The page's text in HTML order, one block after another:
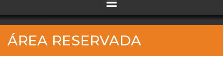
_banner_me_
ÁREA RESERVADA